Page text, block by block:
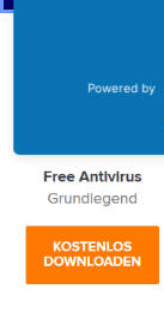
Die 30 Tage
Powered by